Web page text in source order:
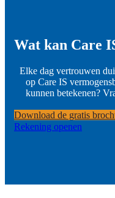
Wat kan Care
Elke dag vertrouwen
op Care IS
kunnen betekenen?
Download de gratis
Rekening openen